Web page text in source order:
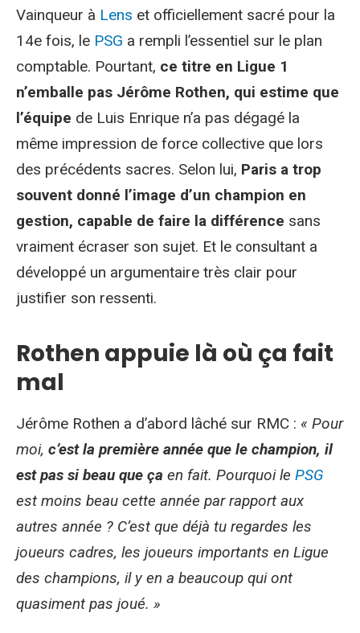
Vainqueur à Lens et officiellement sacré pour la
14e fois, le PSG a rempli l’essentiel sur le plan
comptable. Pourtant, ce titre en Ligue 1
n’emballe pas Jérôme Rothen, qui estime que
l’équipe de Luis Enrique n’a pas dégagé la
même impression de force collective que lors
des précédents sacres. Selon lui, Paris a trop
souvent donné l’image d’un champion en
gestion, capable de faire la différence sans
vraiment écraser son sujet. Et le consultant a
développé un argumentaire très clair pour
justifier son ressenti.
Rothen appuie là où ça fait
mal
Jérôme Rothen a d’abord lâché sur RMC : « Pour
moi, c’est la première année que le champion, il
est pas si beau que ça en fait. Pourquoi le PSG
est moins beau cette année par rapport aux
autres année ? C’est que déjà tu regardes les
joueurs cadres, les joueurs importants en Ligue
des champions, il y en a beaucoup qui ont
quasiment pas joué. »